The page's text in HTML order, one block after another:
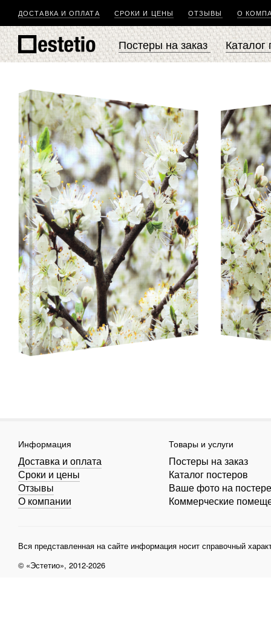
ДОСТАВКА И ОПЛАТА СРОКИ И ЦЕНЫ ОТЗЫВЫ О
Постеры на заказ Каталог
Информация
Доставка и оплата
Сроки и цены
Отзывы
О компании
Товары и услуги
Постеры на заказ
Каталог постеров
Ваше фото на постере
Коммерческие
Вся представленная на сайте информация носит справочный
© «Эстетио», 2012-2026